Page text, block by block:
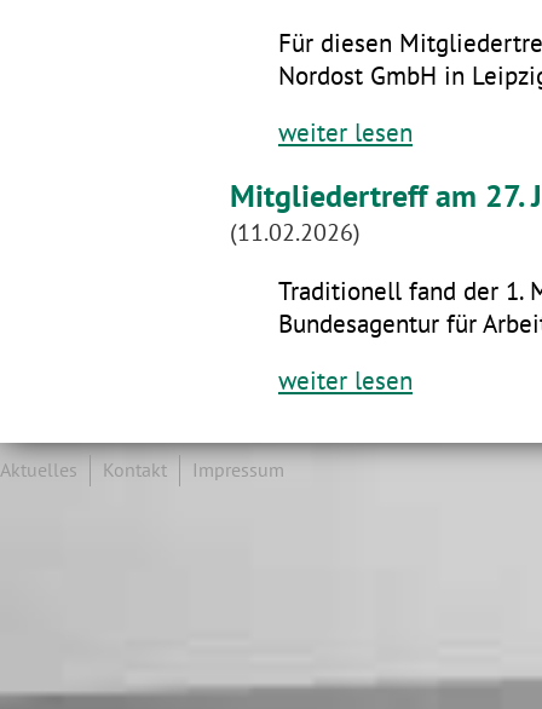
Für diesen
Nordost GmbH in
weiter lesen
Mitgliedertreff am 27.
(11.02.2026)
Traditionell fand der 1.
Bundesagentur für
weiter lesen
Aktuelles Kontakt Impressum